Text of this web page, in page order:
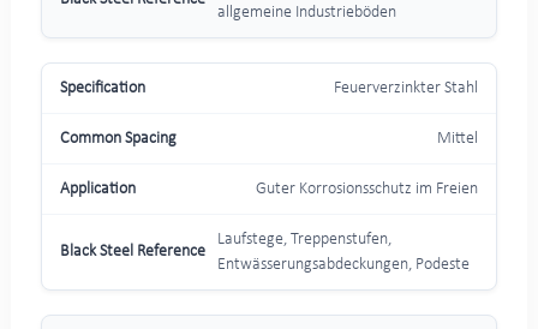
allgemeine Industrieböden
Feuerverzinkter Stahl
Mittel
Guter Korrosionsschutz im Freien
Laufstege, Treppenstufen,
Entwässerungsabdeckungen, Podeste